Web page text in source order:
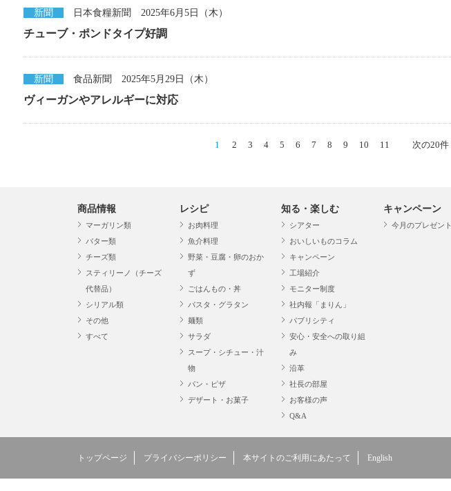
新聞 日本食糧新聞 2025年6月5日（木）
チューブ・ポンドタイプ好調
新聞 食品新聞 2025年5月29日（木）
ヴィーガンやアレルギーに対応
1 2 3 4 5 6 7 8 9 10 11 次の20件
商品情報
マーガリン類
バター類
チーズ類
スティリーノ（チーズ
代替品）
シリアル類
その他
すべて
レシピ
お肉料理
魚介料理
野菜・豆腐・卵のおか
ず
ごはんもの・丼
パスタ・グラタン
麺類
サラダ
スープ・シチュー・汁
物
パン・ピザ
デザート・お菓子
知る・楽しむ
シアター
おいしいものコラム
キャンペーン
工場紹介
モニター制度
社内報「まりん」
パブリシティ
安心・安全への取り組
み
沿革
社長の部屋
お客様の声
Q&A
キャンペーン
今月のプレゼント
トップページ プライバシーポリシー 本サイトのご利用にあたって English